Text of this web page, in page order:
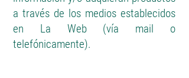
a través de los medios establecidos
en La Web (vía mail o
telefónicamente).